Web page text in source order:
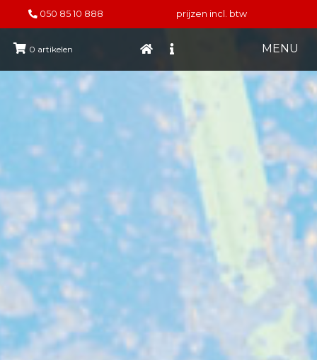
050 85 10 888 prijzen incl. btw
0 artikelen MENU